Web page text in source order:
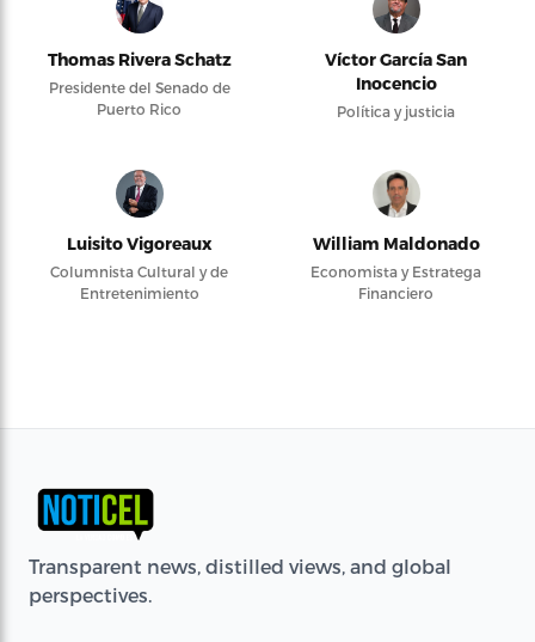
Thomas Rivera Schatz
Presidente del Senado de
Puerto Rico
Víctor García San
Inocencio
Política y justicia
Luisito Vigoreaux
Columnista Cultural y de
Entretenimiento
William Maldonado
Economista y Estratega
Financiero
Transparent news, distilled views, and global
perspectives.